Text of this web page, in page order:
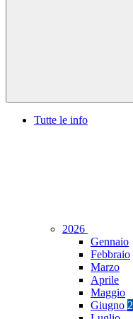
Tutte le info
2026
Gennaio
Febbraio
Marzo
Aprile
Maggio
Giugno 2